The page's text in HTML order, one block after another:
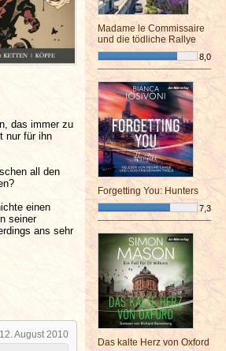
das immer zu
nur für ihn
all den
einen
seiner
ans sehr
12. August 2010
Madame le Commissaire
und die tödliche Rallye
8,0
¯¯¯¯¯¯¯¯¯¯¯¯¯¯¯¯¯¯¯¯¯¯¯¯
Forgetting You: Hunters
7,3
¯¯¯¯¯¯¯¯¯¯¯¯¯¯¯¯¯¯¯¯¯¯¯¯
Das kalte Herz von Oxford